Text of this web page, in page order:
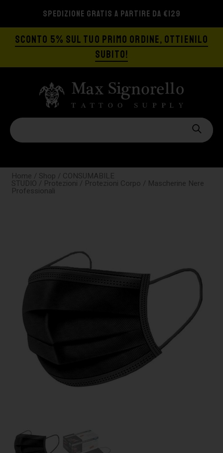
SPEDIZIONE GRATIS A PARTIRE DA €129
SCONTO 5% SUL TUO PRIMO ORDINE, OTTIENILO
SUBITO!
Home / Shop / CONSUMABILE
STUDIO / Protezioni / Protezioni Corpo / Mascherine Nere
Professionali